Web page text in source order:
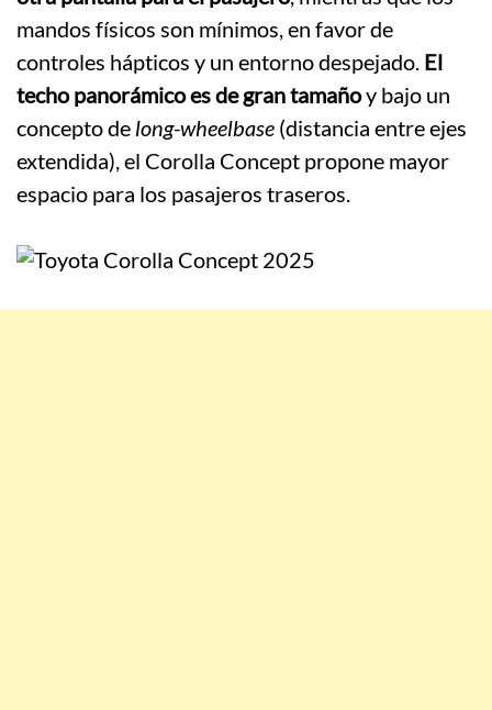
mandos físicos son mínimos, en favor de
controles hápticos y un entorno despejado. El
techo panorámico es de gran tamañoy bajo un
concepto de long-wheelbase (distancia entre ejes
extendida), el Corolla Concept propone mayor
espacio para los pasajeros traseros.